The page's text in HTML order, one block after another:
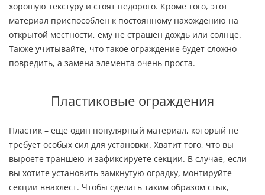
хорошую текстуру и стоят недорого. Кроме того, этот
материал приспособлен к постоянному нахождению на
открытой местности, ему не страшен дождь или солнце.
Также учитывайте, что такое ограждение будет сложно
повредить, а замена элемента очень проста.
Пластиковые ограждения
Пластик – еще один популярный материал, который не
требует особых сил для установки. Хватит того, что вы
выроете траншею и зафиксируете секции. В случае, если
вы хотите установить замкнутую оградку, монтируйте
секции внахлест. Чтобы сделать таким образом стык,